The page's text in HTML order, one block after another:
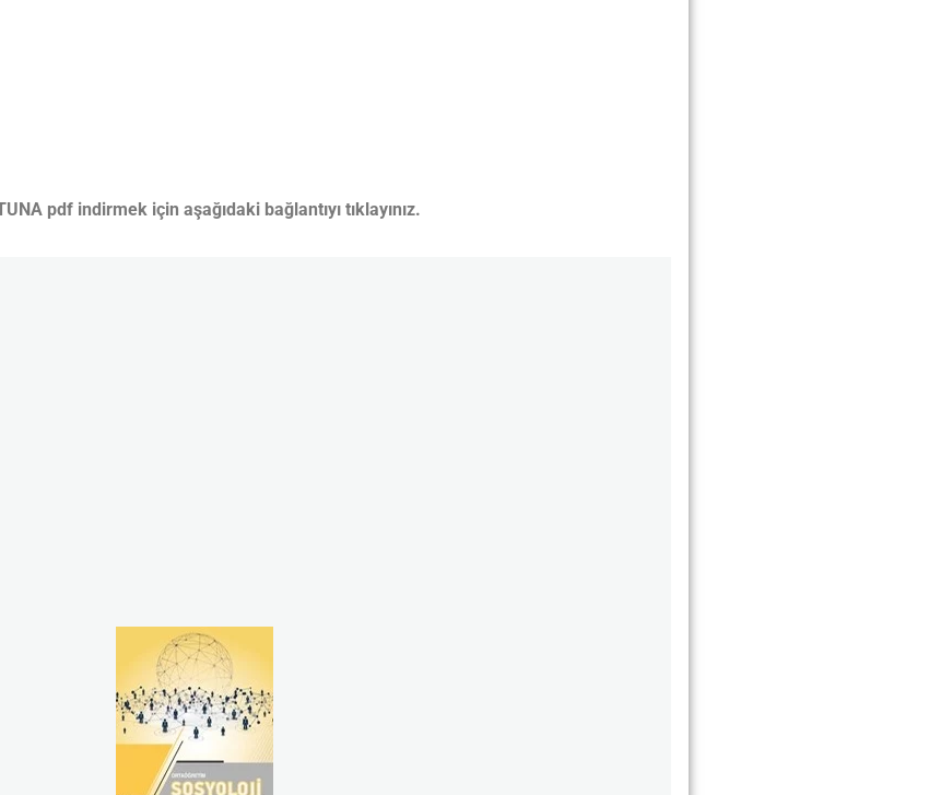
pdf indirmek için aşağıdaki bağlantıyı tıklayınız.